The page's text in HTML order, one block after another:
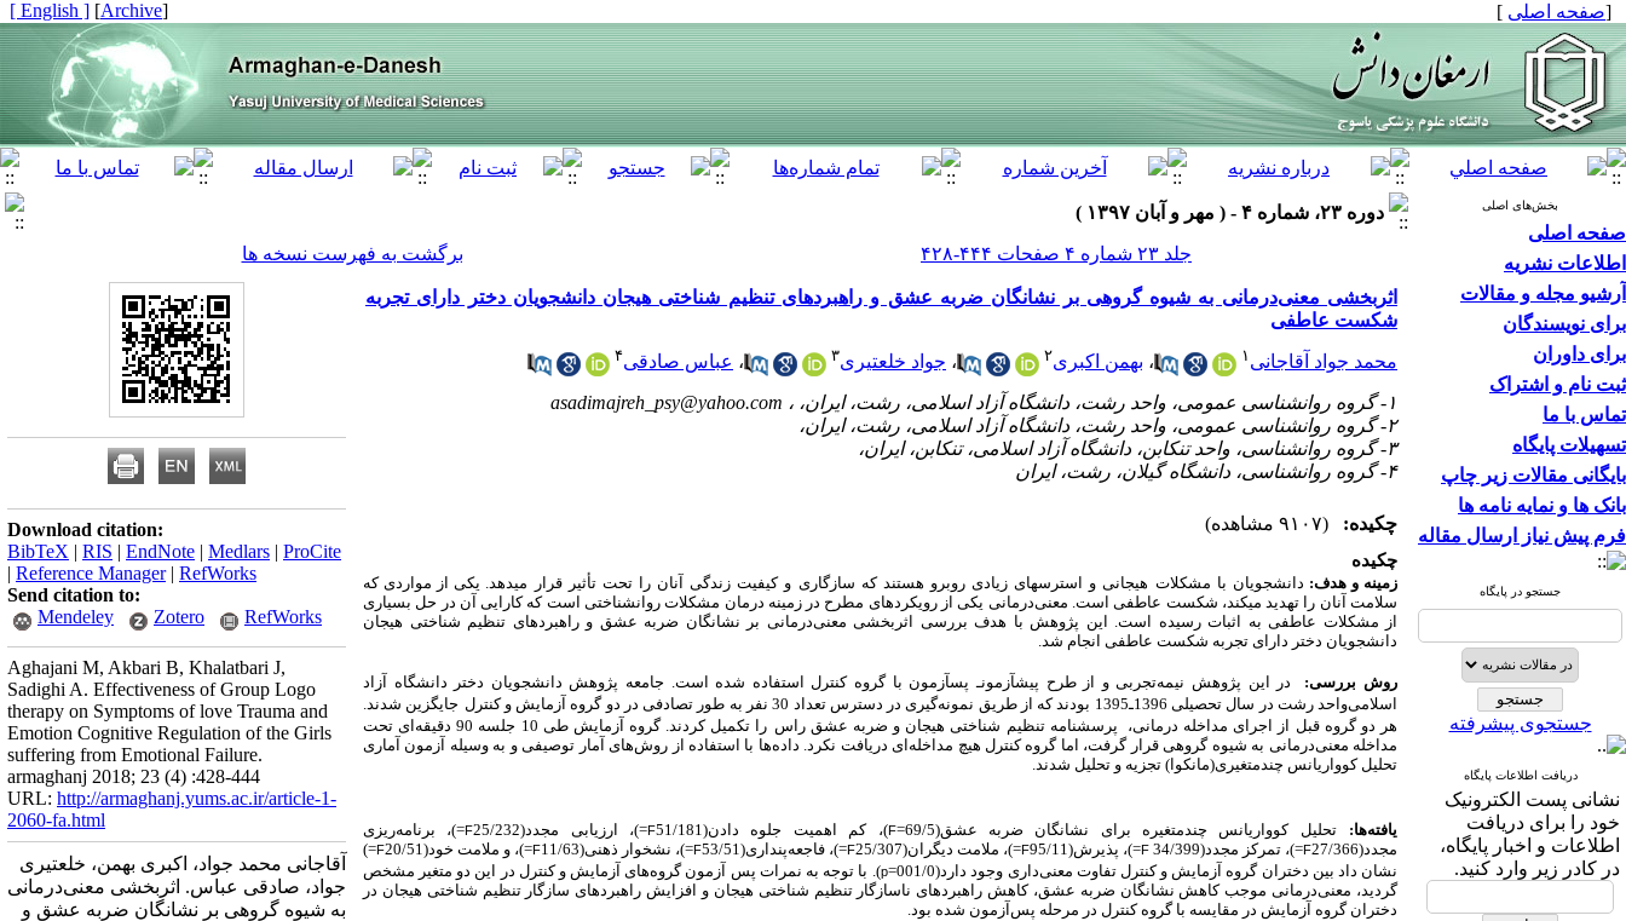
[صفحه اصلی ]
[
Archive
]
[ English ]
بخش‌های اصلی
صفحه اصلی
اطلاعات نشریه
آرشیو مجله و مقالات
برای نویسندگان
برای داوران
ثبت نام و اشتراک
تماس با ما
تسهیلات پایگاه
بایگانی مقالات زیر چاپ
بانک ها و نمایه نامه ها
فرم پیش نیاز ارسال مقاله
جستجو در پایگاه
جستجوی پیشرفته
دریافت اطلاعات پایگاه
نشانی پست الکترونیک
خود را برای دریافت
اطلاعات و اخبار پایگاه،
در کادر زیر وارد کنید.
دوره ۲۳، شماره ۴ - ( مهر و آبان ۱۳۹۷ )
جلد ۲۳ شماره ۴ صفحات ۴۴۴-۴۲۸
برگشت به فهرست نسخه ها
اثربخشی معنی‌درمانی به شیوه گروهی بر نشانگان ضربه عشق و راهبردهای تنظیم شناختی هیجان دانشجویان دختر دارای تجربه
شکست عاطفی
محمد جواد آقاجانی ۱ ، بهمن اکبری۲ ، جواد خلعتیری۳ ، عباس صادقی۴
۱- گروه روانشناسی عمومی، واحد رشت، دانشگاه آزاد اسلامی، رشت، ایران، ،
asadimajreh_psy@yahoo.com
۲- گروه روانشناسی عمومی، واحد رشت، دانشگاه آزاد اسلامی، رشت، ایران،
۳- گروه روانشناسی، واحد تنکابن، دانشگاه آزاد اسلامی، تنکابن، ایران،
۴- گروه روانشناسی، دانشگاه گیلان، رشت، ایران
چکیده: (۹۱۰۷ مشاهده)
چکیده
زمینه و هدف: دانشجویان با مشکلات هیجانی و استرس­های زیادی روبرو هستند که سازگاری و کیفیت زندگی آنان را تحت تأثیر قرار می­دهد. یکی از مواردی که
سلامت آنان را تهدید می­کند، شکست عاطفی است. معنی‌درمانی یکی از رویکردهای مطرح در زمینه درمان مشکلات روانشناختی است که کارایی آن در حل بسیاری
از مشکلات عاطفی به اثبات رسیده است. این پژوهش با هدف بررسی اثربخشی معنی‌درمانی بر نشانگان ضربه عشق و راهبردهای تنظیم شناختی هیجان
دانشجویان دختر دارای تجربه شکست عاطفی انجام شد.
روش بررسی: در این پژوهش نیمه‌تجربی و از طرح پیش­آزمون­ـ پس­آزمون با گروه کنترل استفاده شده است. جامعه پژوهش دانشجویان دختر دانشگاه آزاد
اسلامی‌واحد رشت در سال تحصیلی 1396ـ1395 بودند که از طریق نمونه‌گیری در دسترس تعداد 30 نفر به طور تصادفی در دو گروه آزمایش و کنترل
جایگزین شدند.
هر دو گروه قبل از اجرای مداخله درمانی، پرسشنامهتنظیم شناختی هیجان و ضربه عشق راس را تکمیل کردند. گروه آزمایش طی 10 جلسه 90 دقیقه‌ای تحت
مداخله معنی‌درمانی به شیوه گروهیقرار گرفت، اما گروه کنترل هیچ مداخله‌ای دریافت نکرد. داده‌ها با استفاده از روش‌های آمار توصیفی و به وسیله آزمون آماری
تحلیل کوواریانس چندمتغیری(مانکوا) تجزیه و تحلیل شدند.
یافته‌ها: تحلیل کوواریانس چندمتغیره برای نشانگان ضربه عشق( 69/5=
F)، کم اهمیت جلوه دادن(51/181
F
=)، ارزیابی مجدد( 25/232
F
=)، برنامه‌ریزی
مجدد(27/366
F
=)، تمرکز مجدد( 34/399
F
=)، پذیرش(95/11
F
=)، ملامت دیگران(25/307
F
=)، فاجعه‌پنداری(53/51
F
=)، نشخوار ذهنی(11/63
F
=)، و ملامت خود(20/51
F
=
)
نشان داد بین دختران گروه آزمایش و کنترل تفاوت معنی‌داری وجود دارد(001/0=
p
). با توجه به نمرات پس آزمون گروه‌های آزمایش و کنترل در این دو متغیر مشخص
گردید، معنی‌درمانی موجب کاهش نشانگان ضربه عشق، کاهش راهبردهای ناسازگارتنظیم شناختی هیجانو افزایش راهبردهای سازگارتنظیم شناختی هیجان در
دختران گروه آزمایش در مقایسه با گروه کنترل در مرحله پس‌آزمون شده بود.
Download citation:
BibTeX | RIS | EndNote | Medlars | ProCite
| Reference Manager| RefWorks
Send citation to:
Mendeley
Zotero RefWorks
Aghajani M, Akbari B, Khalatbari J,
Sadighi A. Effectiveness of Group Logo
therapy on Symptoms of love Trauma and
Emotion Cognitive Regulation of the Girls
suffering from Emotional Failure.
armaghanj 2018; 23 (4) :428-444
URL: http://armaghanj.yums.ac.ir/article-1-
2060-fa.html
آقاجانی محمد جواد، اکبری بهمن، خلعتیری
جواد، صادقی عباس. اثربخشی معنی‌درمانی
به شیوه گروهی بر نشانگان ضربه عشق و